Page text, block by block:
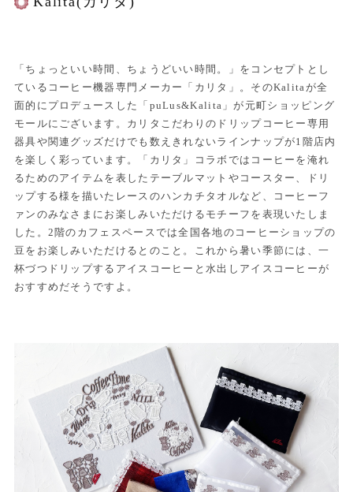
「ちょっといい時間、ちょうどいい時間。」をコンセプトとし
ているコーヒー機器専門メーカー「カリタ」。そのKalitaが全
面的にプロデュースした「puLus&Kalita」が元町ショッピング
モールにございます。カリタこだわりのドリップコーヒー専用
器具や関連グッズだけでも数えきれないラインナップが1階店内
を楽しく彩っています。「カリタ」コラボではコーヒーを淹れ
るためのアイテムを表したテーブルマットやコースター、ドリ
ップする様を描いたレースのハンカチタオルなど、コーヒーフ
ァンのみなさまにお楽しみいただけるモチーフを表現いたしま
した。2階のカフェスペースでは全国各地のコーヒーショップの
豆をお楽しみいただけるとのこと。これから暑い季節には、一
杯づつドリップするアイスコーヒーと水出しアイスコーヒーが
おすすめだそうですよ。